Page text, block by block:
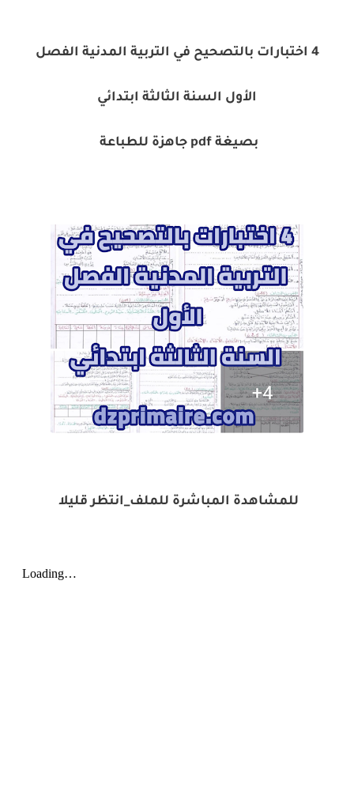
4 اختبارات بالتصحيح في التربية المدنية الفصل
الأول السنة الثالثة ابتدائي
بصيغة pdf جاهزة للطباعة
للمشاهدة المباشرة للملف_انتظر قليلا